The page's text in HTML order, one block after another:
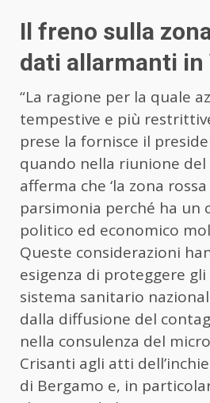
Il freno sulla
dati allarmanti in
“La ragione per la quale
tempestive e più
prese la fornisce il
quando nella riunione del
afferma che ‘la zona
parsimonia perché ha un
politico ed economico
Queste considerazioni
esigenza di proteggere
sistema sanitario
dalla diffusione del
nella consulenza del
Crisanti agli atti
di Bergamo e, in